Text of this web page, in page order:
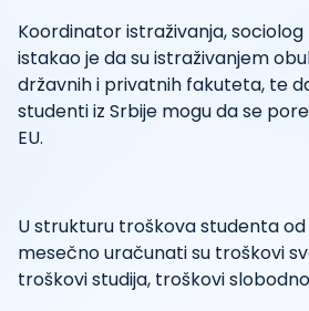
Koordinator istraživanja,
istakao je da su istraživanjem
državnih i privatnih fakuteta, te
studenti iz Srbije mogu da se
EU.
U strukturu troškova studenta
mesečno uračunati su troškovi
troškovi studija, troškovi